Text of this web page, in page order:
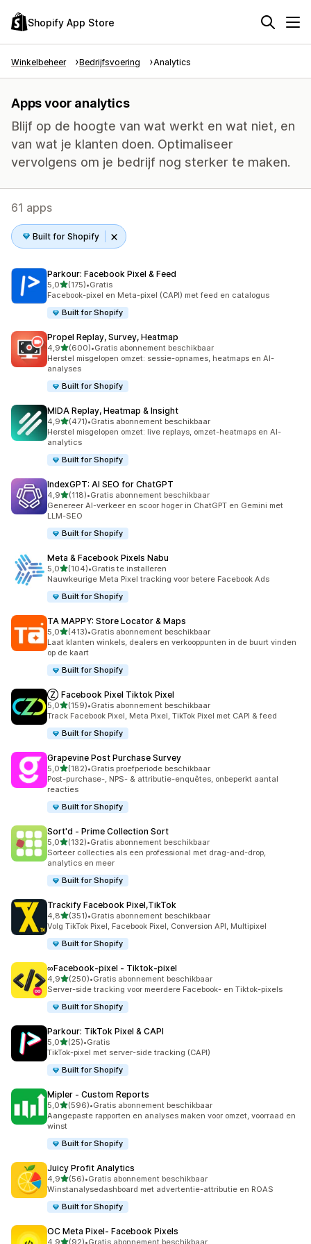
Shopify App Store
Winkelbeheer Bedrijfsvoering Analytics
Apps voor analytics
Blijf op de hoogte van wat werkt en wat niet, en
van wat je klanten doen. Optimaliseer
vervolgens om je bedrijf nog sterker te maken.
61 apps
Built for Shopify
Parkour: Facebook Pixel & Feed
5,0van 5 sterren
(175)
175 recensies in totaal
•Gratis
Facebook-pixel en Meta-pixel (CAPI) met feed en catalogus
Built for Shopify
Propel Replay, Survey, Heatmap
4,9van 5 sterren
(600)
600 recensies in totaal
•Gratis abonnement beschikbaar
Herstel misgelopen omzet: sessie-opnames, heatmaps en AI-
analyses
Built for Shopify
MIDA Replay, Heatmap & Insight
4,9van 5 sterren
(471)
471 recensies in totaal
•Gratis abonnement beschikbaar
Herstel misgelopen omzet: live replays, omzet-heatmaps en AI-
analytics
Built for Shopify
IndexGPT: AI SEO for ChatGPT
4,9van 5 sterren
(118)
118 recensies in totaal
•Gratis abonnement beschikbaar
Genereer AI-verkeer en scoor hoger in ChatGPT en Gemini met
LLM-SEO
Built for Shopify
Meta & Facebook Pixels Nabu
5,0van 5 sterren
(104)
104 recensies in totaal
•Gratis te installeren
Nauwkeurige Meta Pixel tracking voor betere Facebook Ads
Built for Shopify
TA MAPPY: Store Locator & Maps
5,0van 5 sterren
(413)
413 recensies in totaal
•Gratis abonnement beschikbaar
Laat klanten winkels, dealers en verkooppunten in de buurt vinden
op de kaart
Built for Shopify
Ⓩ Facebook Pixel Tiktok Pixel
5,0van 5 sterren
(159)
159 recensies in totaal
•Gratis abonnement beschikbaar
Track Facebook Pixel, Meta Pixel, TikTok Pixel met CAPI & feed
Built for Shopify
Grapevine Post Purchase Survey
5,0van 5 sterren
(182)
182 recensies in totaal
•Gratis proefperiode beschikbaar
Post-purchase-, NPS- & attributie-enquêtes, onbeperkt aantal
reacties
Built for Shopify
Sort'd ‑ Prime Collection Sort
5,0van 5 sterren
(132)
132 recensies in totaal
•Gratis abonnement beschikbaar
Sorteer collecties als een professional met drag-and-drop,
analytics en meer
Built for Shopify
Trackify Facebook Pixel,TikTok
4,8van 5 sterren
(351)
351 recensies in totaal
•Gratis abonnement beschikbaar
Volg TikTok Pixel, Facebook Pixel, Conversion API, Multipixel
Built for Shopify
∞Facebook‑pixel ‑ Tiktok‑pixel
4,9van 5 sterren
(250)
250 recensies in totaal
•Gratis abonnement beschikbaar
Server-side tracking voor meerdere Facebook- en Tiktok-pixels
Built for Shopify
Parkour: TikTok Pixel & CAPI
5,0van 5 sterren
(25)
25 recensies in totaal
•Gratis
TikTok-pixel met server-side tracking (CAPI)
Built for Shopify
Mipler ‑ Custom Reports
5,0van 5 sterren
(596)
596 recensies in totaal
•Gratis abonnement beschikbaar
Aangepaste rapporten en analyses maken voor omzet, voorraad en
winst
Built for Shopify
Juicy Profit Analytics
4,9van 5 sterren
(56)
56 recensies in totaal
•Gratis abonnement beschikbaar
Winstanalysedashboard met advertentie-attributie en ROAS
Built for Shopify
OC Meta Pixel‑ Facebook Pixels
4,9van 5 sterren
(92)•Gratis abonnement beschikbaar